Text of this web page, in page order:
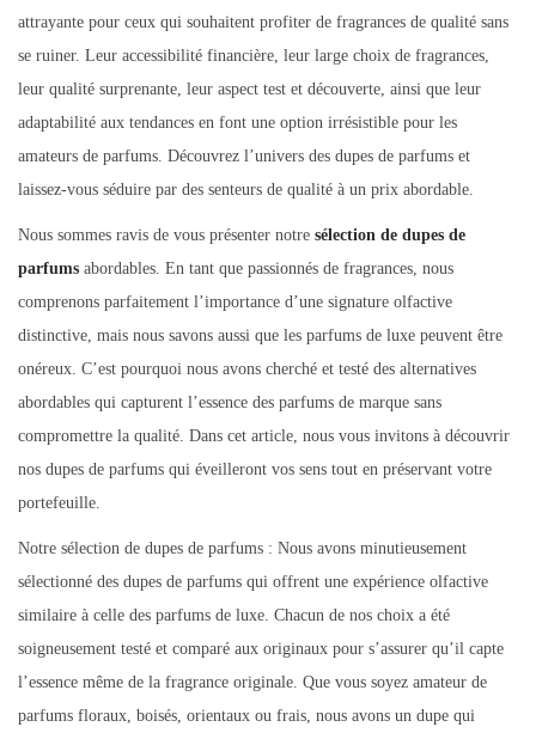
attrayante pour ceux qui souhaitent profiter de fragrances de qualité sans
se ruiner. Leur accessibilité financière, leur large choix de fragrances,
leur qualité surprenante, leur aspect test et découverte, ainsi que leur
adaptabilité aux tendances en font une option irrésistible pour les
amateurs de parfums. Découvrez l’univers des dupes de parfums et
laissez-vous séduire par des senteurs de qualité à un prix abordable.
Nous sommes ravis de vous présenter notre sélection de dupes de
parfums abordables. En tant que passionnés de fragrances, nous
comprenons parfaitement l’importance d’une signature olfactive
distinctive, mais nous savons aussi que les parfums de luxe peuvent être
onéreux. C’est pourquoi nous avons cherché et testé des alternatives
abordables qui capturent l’essence des parfums de marque sans
compromettre la qualité. Dans cet article, nous vous invitons à découvrir
nos dupes de parfums qui éveilleront vos sens tout en préservant votre
portefeuille.
Notre sélection de dupes de parfums : Nous avons minutieusement
sélectionné des dupes de parfums qui offrent une expérience olfactive
similaire à celle des parfums de luxe. Chacun de nos choix a été
soigneusement testé et comparé aux originaux pour s’assurer qu’il capte
l’essence même de la fragrance originale. Que vous soyez amateur de
parfums floraux, boisés, orientaux ou frais, nous avons un dupe qui